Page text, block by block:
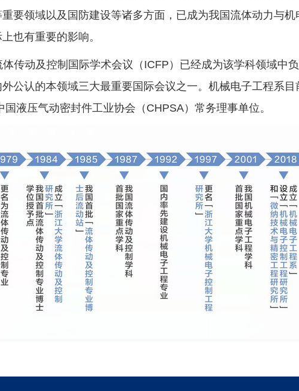
要领域以及国防建设等诸多方面，已成为我国流体动力与
也有重要的影响。
传动及控制国际学术会议（ICFP）已经成为该学科领域中
公认的本领域三大最重要国际会议之一。机械电子工程系
国液压气动密封件工业协会（CHPSA）常务理事单位。